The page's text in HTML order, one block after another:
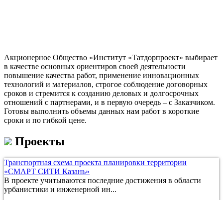
Акционерное Общество «Институт «Татдорпроект» выбирает
в качестве основных ориентиров своей деятельности
повышение качества работ, применение инновационных
технологий и материалов, строгое соблюдение договорных
сроков и стремится к созданию деловых и долгосрочных
отношений с партнерами, и в первую очередь – с Заказчиком.
Готовы выполнить объемы данных нам работ в короткие
сроки и по гибкой цене.
Проекты
Транспортная схема проекта планировки территории
«СМАРТ СИТИ Казань»
В проекте учитываются последние достижения в области
урбанистики и инженерной ин...